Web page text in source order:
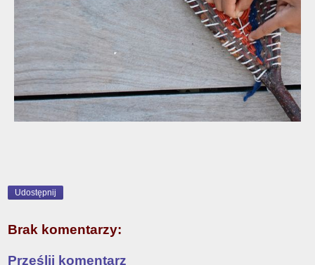
Udostępnij
Brak komentarzy:
Prześlij komentarz